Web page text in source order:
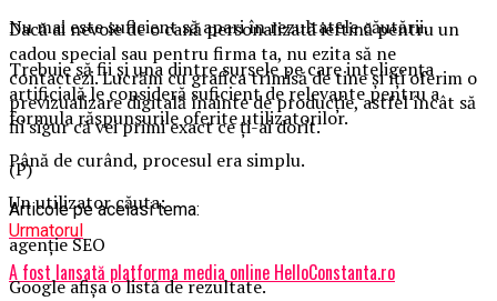
Dacă ai nevoie de o cană personalizată ieftină pentru un
cadou special sau pentru firma ta, nu ezita să ne
contactezi. Lucrăm cu grafica trimisă de tine și îți oferim o
previzualizare digitală înainte de producție, astfel încât să
fii sigur că vei primi exact ce ți-ai dorit.
(P)
Articole pe aceiasi tema:
Urmatorul
A fost lansată platforma media online HelloConstanta.ro
Nu mai este suficient să apari în rezultatele căutării.
Trebuie să fii și una dintre sursele pe care inteligența
artificială le consideră suficient de relevante pentru a
formula răspunsurile oferite utilizatorilor.
Până de curând, procesul era simplu.
Un utilizator căuta:
agenție SEO
Google afișa o listă de rezultate.